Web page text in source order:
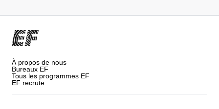
À propos de nous
Bureaux EF
Tous les programmes EF
EF recrute